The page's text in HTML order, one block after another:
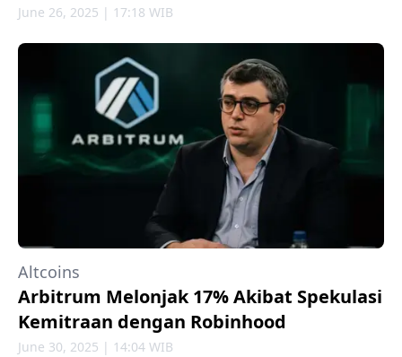
June 26, 2025 | 17:18 WIB
Altcoins
Arbitrum Melonjak 17% Akibat Spekulasi
Kemitraan dengan Robinhood
June 30, 2025 | 14:04 WIB